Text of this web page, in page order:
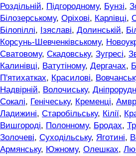
Роздільній, Підгородному, Бунзі,
Білозерському, Оріхові, Карлівці,
Білопіллі, Ізяславі, Долинській,
Корсунь-Шевченківському,
Сватовому, Скадовську, Зугресі,
Калинівці, Ватутіному, Дергачах,
П'ятихатках, Красилові,
Надвірній, Волочиську,
Сокалі, Генічеську, Кременці,
Ладижині, Старобільську, Кілії,
Вишгороді, Полонному, Бродах,
Золочеві, Суходільську, Яготині,
Армянську, Южному, Олешках,